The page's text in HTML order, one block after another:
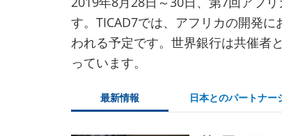
す。TICAD7では、アフリカの開発
われる予定です。世界銀行は共催者
っています。
最新情報 日本とのパートナー